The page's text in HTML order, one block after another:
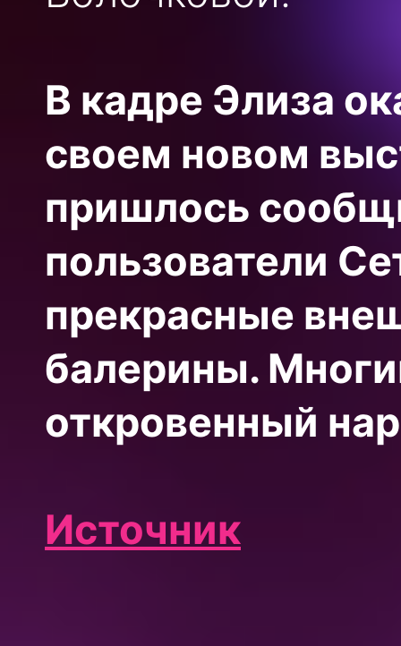
В кадре Элиза
своем новом
пришлось
пользователи
прекрасные
балерины.
откровенный
Источник